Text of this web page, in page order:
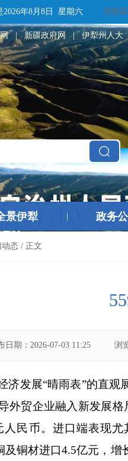
2026年8月8日 星期六 无障碍
| 新疆政府网 | 伊犁州人大
景伊犁 政务
动态 / 正文
日期： 2026-07-03 11:25 浏
济发展“晴雨表”的直观
外贸企业融入新发展
人民币。进口端表现
及铜材进口4.5亿元，